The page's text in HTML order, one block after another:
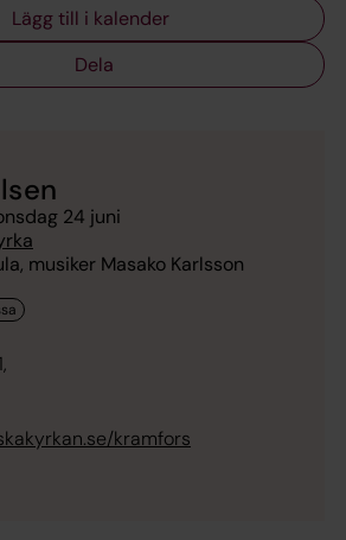
Lägg till i kalender
Dela
24 juni
musiker Masako Karlsson
kramfors